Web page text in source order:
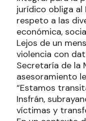
jurídico obliga
respeto a las
económica,
Lejos de un
violencia con
Secretaría de la
asesoramiento
“Estamos
Insfrán,
víctimas y